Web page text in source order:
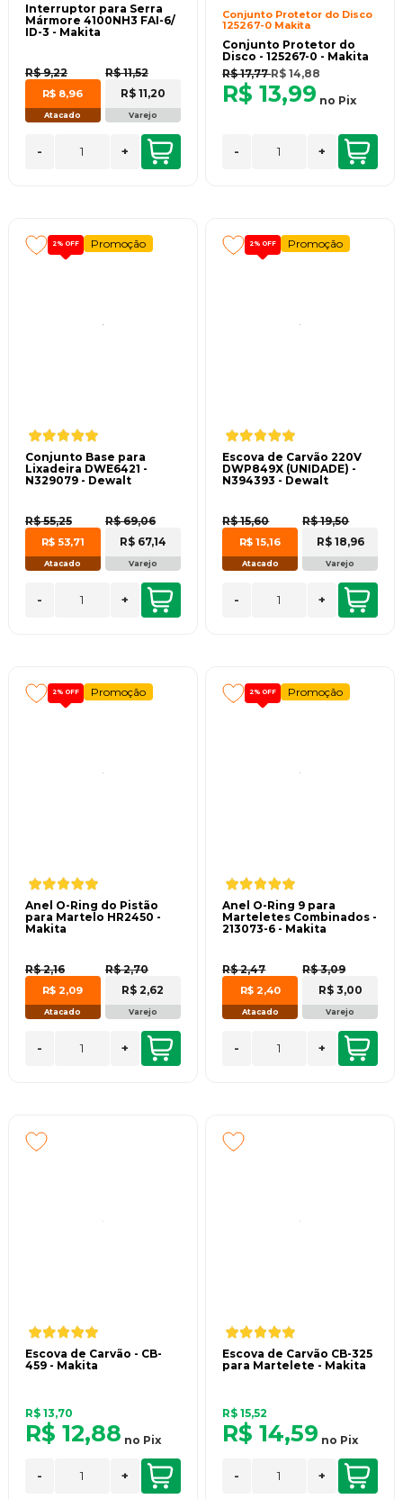
Interruptor para Serra
Mármore 4100NH3 FAI-6/
ID-3 - Makita
R$ 9,22
R$ 8,96
Atacado
R$ 11,52
R$ 11,20
Varejo
- +
Conjunto Protetor do Disco
125267-0 Makita
Conjunto Protetor do
Disco - 125267-0 - Makita
R$ 17,77R$ 14,88
R$ 13,99 no Pix
- +
2% OFF Promoção
Conjunto Base para
Lixadeira DWE6421 -
N329079 - Dewalt
R$ 55,25
R$ 53,71
Atacado
R$ 69,06
R$ 67,14
Varejo
- +
2% OFF Promoção
Escova de Carvão 220V
DWP849X (UNIDADE) -
N394393 - Dewalt
R$ 15,60
R$ 15,16
Atacado
R$ 19,50
R$ 18,96
Varejo
- +
2% OFF Promoção
Anel O-Ring do Pistão
para Martelo HR2450 -
Makita
R$ 2,16
R$ 2,09
Atacado
R$ 2,70
R$ 2,62
Varejo
- +
2% OFF Promoção
Anel O-Ring 9 para
Marteletes Combinados -
213073-6 - Makita
R$ 2,47
R$ 2,40
Atacado
R$ 3,09
R$ 3,00
Varejo
- +
Escova de Carvão - CB-
459 - Makita
R$ 13,70
R$ 12,88 no Pix
- +
Escova de Carvão CB-325
para Martelete - Makita
R$ 15,52
R$ 14,59 no Pix
- +